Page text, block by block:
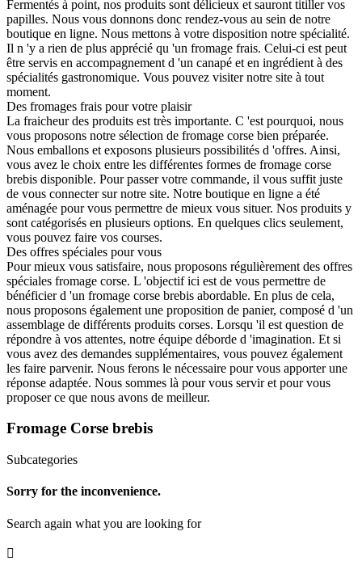
Fermentés à point, nos produits sont délicieux et sauront titiller vos
papilles. Nous vous donnons donc rendez-vous au sein de notre
boutique en ligne. Nous mettons à votre disposition notre spécialité.
Il n 'y a rien de plus apprécié qu 'un fromage frais. Celui-ci est peut
être servis en accompagnement d 'un canapé et en ingrédient à des
spécialités gastronomique. Vous pouvez visiter notre site à tout
moment.
Des fromages frais pour votre plaisir
La fraicheur des produits est très importante. C 'est pourquoi, nous
vous proposons notre sélection de fromage corse bien préparée.
Nous emballons et exposons plusieurs possibilités d 'offres. Ainsi,
vous avez le choix entre les différentes formes de fromage corse
brebis disponible. Pour passer votre commande, il vous suffit juste
de vous connecter sur notre site. Notre boutique en ligne a été
aménagée pour vous permettre de mieux vous situer. Nos produits y
sont catégorisés en plusieurs options. En quelques clics seulement,
vous pouvez faire vos courses.
Des offres spéciales pour vous
Pour mieux vous satisfaire, nous proposons régulièrement des offres
spéciales fromage corse. L 'objectif ici est de vous permettre de
bénéficier d 'un fromage corse brebis abordable. En plus de cela,
nous proposons également une proposition de panier, composé d 'un
assemblage de différents produits corses. Lorsqu 'il est question de
répondre à vos attentes, notre équipe déborde d 'imagination. Et si
vous avez des demandes supplémentaires, vous pouvez également
les faire parvenir. Nous ferons le nécessaire pour vous apporter une
réponse adaptée. Nous sommes là pour vous servir et pour vous
proposer ce que nous avons de meilleur.
Fromage Corse brebis
Subcategories
Sorry for the inconvenience.
Search again what you are looking for
